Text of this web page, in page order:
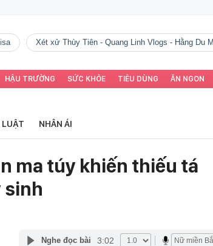
Xét xử Thùy Tiên - Quang Linh Vlogs - Hằng Du
HẬU TRƯỜNG SỨC KHỎE TIÊU DÙNG ĂN NGON
LUẬT NHÂN ÁI
ma túy khiến thiếu tá
sinh
Nghe đọc bài 3:02